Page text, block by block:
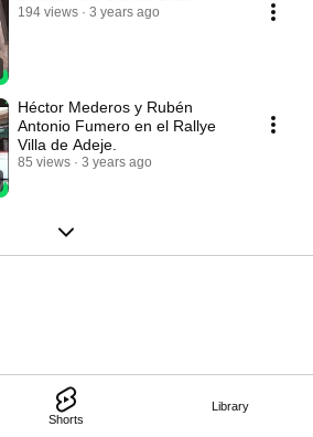
Shorts
Library
194 views 3 years ago
Héctor Mederos y Rubén
Antonio Fumero en el Rallye
Villa de Adeje.
85 views 3 years ago